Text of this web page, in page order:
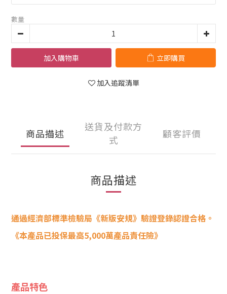
數量
加入購物車 立即購買
加入追蹤清單
商品描述
送貨及付款方
式
顧客評價
商品描述
通過經濟部標準檢驗局《新版安規》驗證登錄認證合格。
《本產品已投保最高5,000萬產品責任險》
產品特色